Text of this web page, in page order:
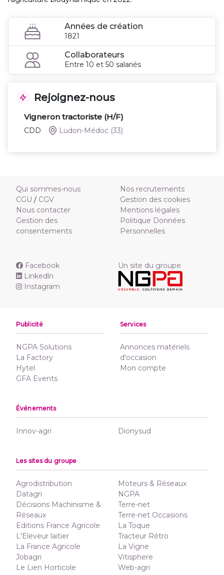
Années de création
1821
Collaborateurs
Entre 10 et 50 salariés
Rejoignez-nous
Vigneron tractoriste (H/F)
CDD Ludon-Médoc (33)
Qui sommes-nous
CGU / CGV
Nous contacter
Gestion des
consentements
Nos recrutements
Gestion des cookies
Mentions légales
Politique Données
Personnelles
Facebook
Linkedln
Instagram
Un site du groupe
Publicité
NGPA Solutions
La Factory
Hytel
GFA Events
Services
Annonces matériels
d'occasion
Mon compte
Événements
Innov-agri Dionysud
Les sites du groupe
Agrodistribution
Datagri
Décisions Machinisme &
Réseaux
Editions France Agricole
L'Eleveur laitier
La France Agricole
Jobagri
Le Lien Horticole
Moteurs & Réseaux
NGPA
Terre-net
Terre-net Occasions
La Toque
Tracteur Rétro
La Vigne
Vitisphere
Web-agri